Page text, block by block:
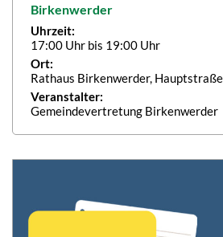
Birkenwerder
Uhrzeit:
17:00 Uhr bis 19:00 Uhr
Ort:
Rathaus Birkenwerder,
Veranstalter:
Gemeindevertretung Birkenwerder